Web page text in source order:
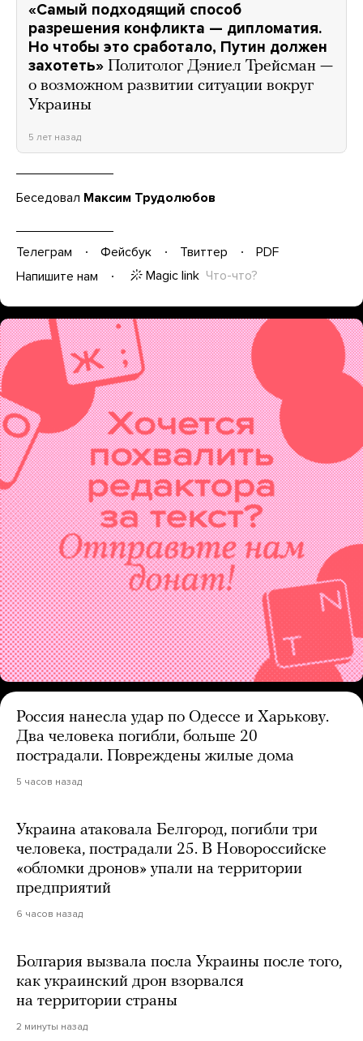
«Самый подходящий способ
разрешения конфликта — дипломатия.
Но чтобы это сработало, Путин должен
захотеть» Политолог Дэниел Трейсман —
о возможном развитии ситуации вокруг
Украины
5 лет назад
Беседовал Максим Трудолюбов
Телеграм Фейсбук Твиттер
PDF
Напишите нам
Magic link Что-что?
Россия нанесла удар по Одессе и Харькову.
Два человека погибли, больше 20
пострадали. Повреждены жилые дома
5 часов назад
Украина атаковала Белгород, погибли три
человека, пострадали 25. В Новороссийске
«обломки дронов» упали на территории
предприятий
6 часов назад
Болгария вызвала посла Украины после того,
как украинский дрон взорвался
на территории страны
2 минуты назад